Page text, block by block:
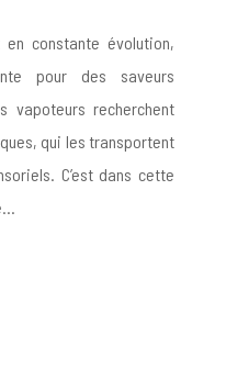
constante évolution,
pour des saveurs
vapoteurs recherchent
qui les transportent
C’est dans cette